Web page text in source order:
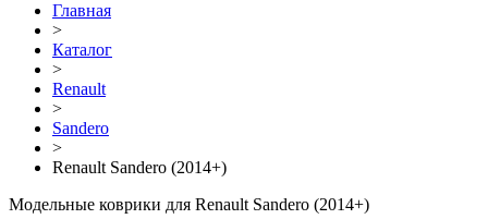
Главная
>
Каталог
>
Renault
>
Sandero
>
Renault Sandero (2014+)
Модельные коврики для Renault Sandero (2014+)